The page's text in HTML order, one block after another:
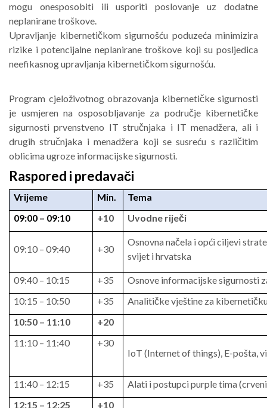
mogu onesposobiti ili usporiti poslovanje uz dodatne
neplanirane troškove.
Upravljanje kibernetičkom sigurnošću poduzeća minimizira
rizike i potencijalne neplanirane troškove koji su posljedica
neefikasnog upravljanja kibernetičkom sigurnošću.
Program cjeloživotnog obrazovanja kibernetičke sigurnosti
je usmjeren na osposobljavanje za područje kibernetičke
sigurnosti prvenstveno IT stručnjaka i IT menadžera, ali i
drugih stručnjaka i menadžera koji se susreću s različitim
oblicima ugroze informacijske sigurnosti.
Raspored i predavači
Vrijeme Min.
Tema
09:00 – 09:10
+10 Uvodne riječi
09:10 – 09:40 +30
Osnovna načela i opći ciljevi
svijet i hrvatska
09:40 – 10:15 +35
Osnove informacijske sigurnosti
10:15 – 10:50
+35
Analitičke vještine za
10:50 – 11:10
+20
11:10 – 11:40
+30
IoT (Internet of things), E-pošta,
11:40 – 12:15 +35
Alati i postupci purple tima
12:15 – 12:25
+10